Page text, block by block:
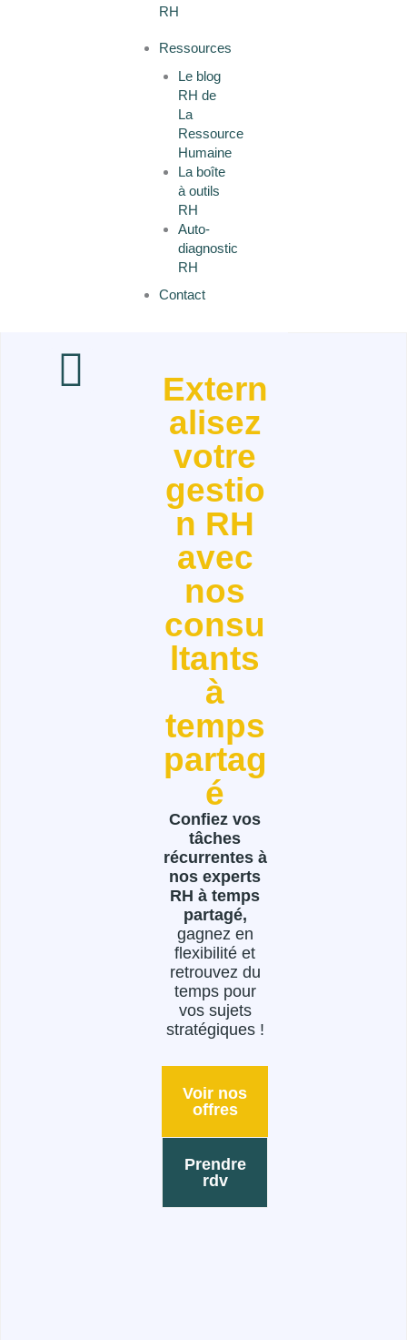
RH
Ressources
Le blog
RH de
La
Ressource
Humaine
La boîte
à outils
RH
Auto-
diagnostic
RH
Contact
L
Extern
alisez
votre
gestio
n RH
avec
nos
consu
ltants
à
temps
partag
é
Confiez vos
tâches
récurrentes à
nos experts
RH à temps
partagé,
gagnez en
flexibilité et
retrouvez du
temps pour
vos sujets
stratégiques !
Voir nos
offres
Prendre
rdv